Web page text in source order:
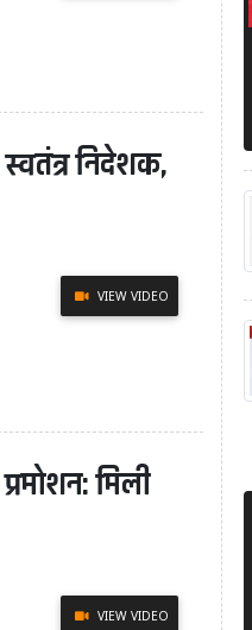
निदेशक,
VIEW VIDEO
मिली
VIEW VIDEO